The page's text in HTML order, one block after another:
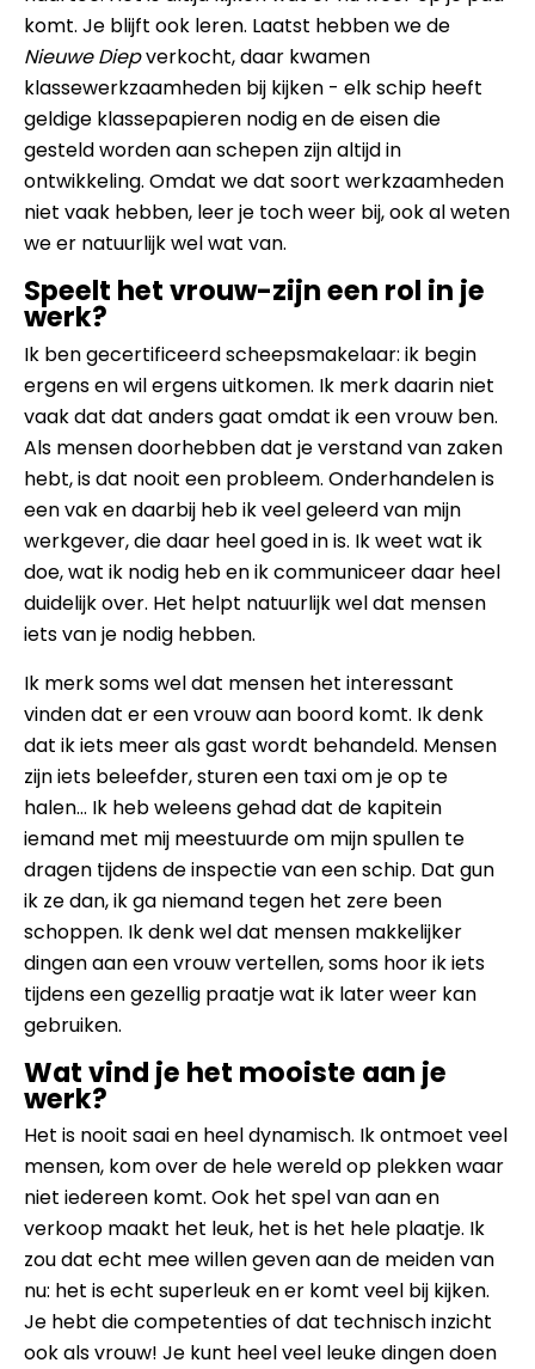
komt. Je blijft ook leren. Laatst hebben we de
Nieuwe Diepverkocht, daar kwamen
klassewerkzaamheden bij kijken - elk schip heeft
geldige klassepapieren nodig en de eisen die
gesteld worden aan schepen zijn altijd in
ontwikkeling. Omdat we dat soort werkzaamheden
niet vaak hebben, leer je toch weer bij, ook al weten
we er natuurlijk wel wat van.
Speelt het vrouw-zijn een rol in je
werk?
Ik ben gecertificeerd scheepsmakelaar: ik begin
ergens en wil ergens uitkomen. Ik merk daarin niet
vaak dat dat anders gaat omdat ik een vrouw ben.
Als mensen doorhebben dat je verstand van zaken
hebt, is dat nooit een probleem. Onderhandelen is
een vak en daarbij heb ik veel geleerd van mijn
werkgever, die daar heel goed in is. Ik weet wat ik
doe, wat ik nodig heb en ik communiceer daar heel
duidelijk over. Het helpt natuurlijk wel dat mensen
iets van je nodig hebben.
Ik merk soms wel dat mensen het interessant
vinden dat er een vrouw aan boord komt. Ik denk
dat ik iets meer als gast wordt behandeld. Mensen
zijn iets beleefder, sturen een taxi om je op te
halen... Ik heb weleens gehad dat de kapitein
iemand met mij meestuurde om mijn spullen te
dragen tijdens de inspectie van een schip. Dat gun
ik ze dan, ik ga niemand tegen het zere been
schoppen. Ik denk wel dat mensen makkelijker
dingen aan een vrouw vertellen, soms hoor ik iets
tijdens een gezellig praatje wat ik later weer kan
gebruiken.
Wat vind je het mooiste aan je
werk?
Het is nooit saai en heel dynamisch. Ik ontmoet veel
mensen, kom over de hele wereld op plekken waar
niet iedereen komt. Ook het spel van aan en
verkoop maakt het leuk, het is het hele plaatje. Ik
zou dat echt mee willen geven aan de meiden van
nu: het is echt superleuk en er komt veel bij kijken.
Je hebt die competenties of dat technisch inzicht
ook als vrouw! Je kunt heel veel leuke dingen doen